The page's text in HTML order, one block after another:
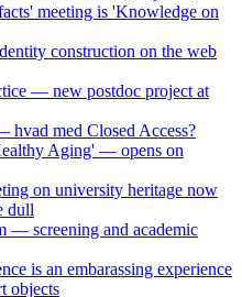
meeting is 'Knowledge on
construction on the web
— new postdoc project at
med Closed Access?
Aging' — opens on
on university heritage now
dull
— screening and academic
is an embarassing experience
objects